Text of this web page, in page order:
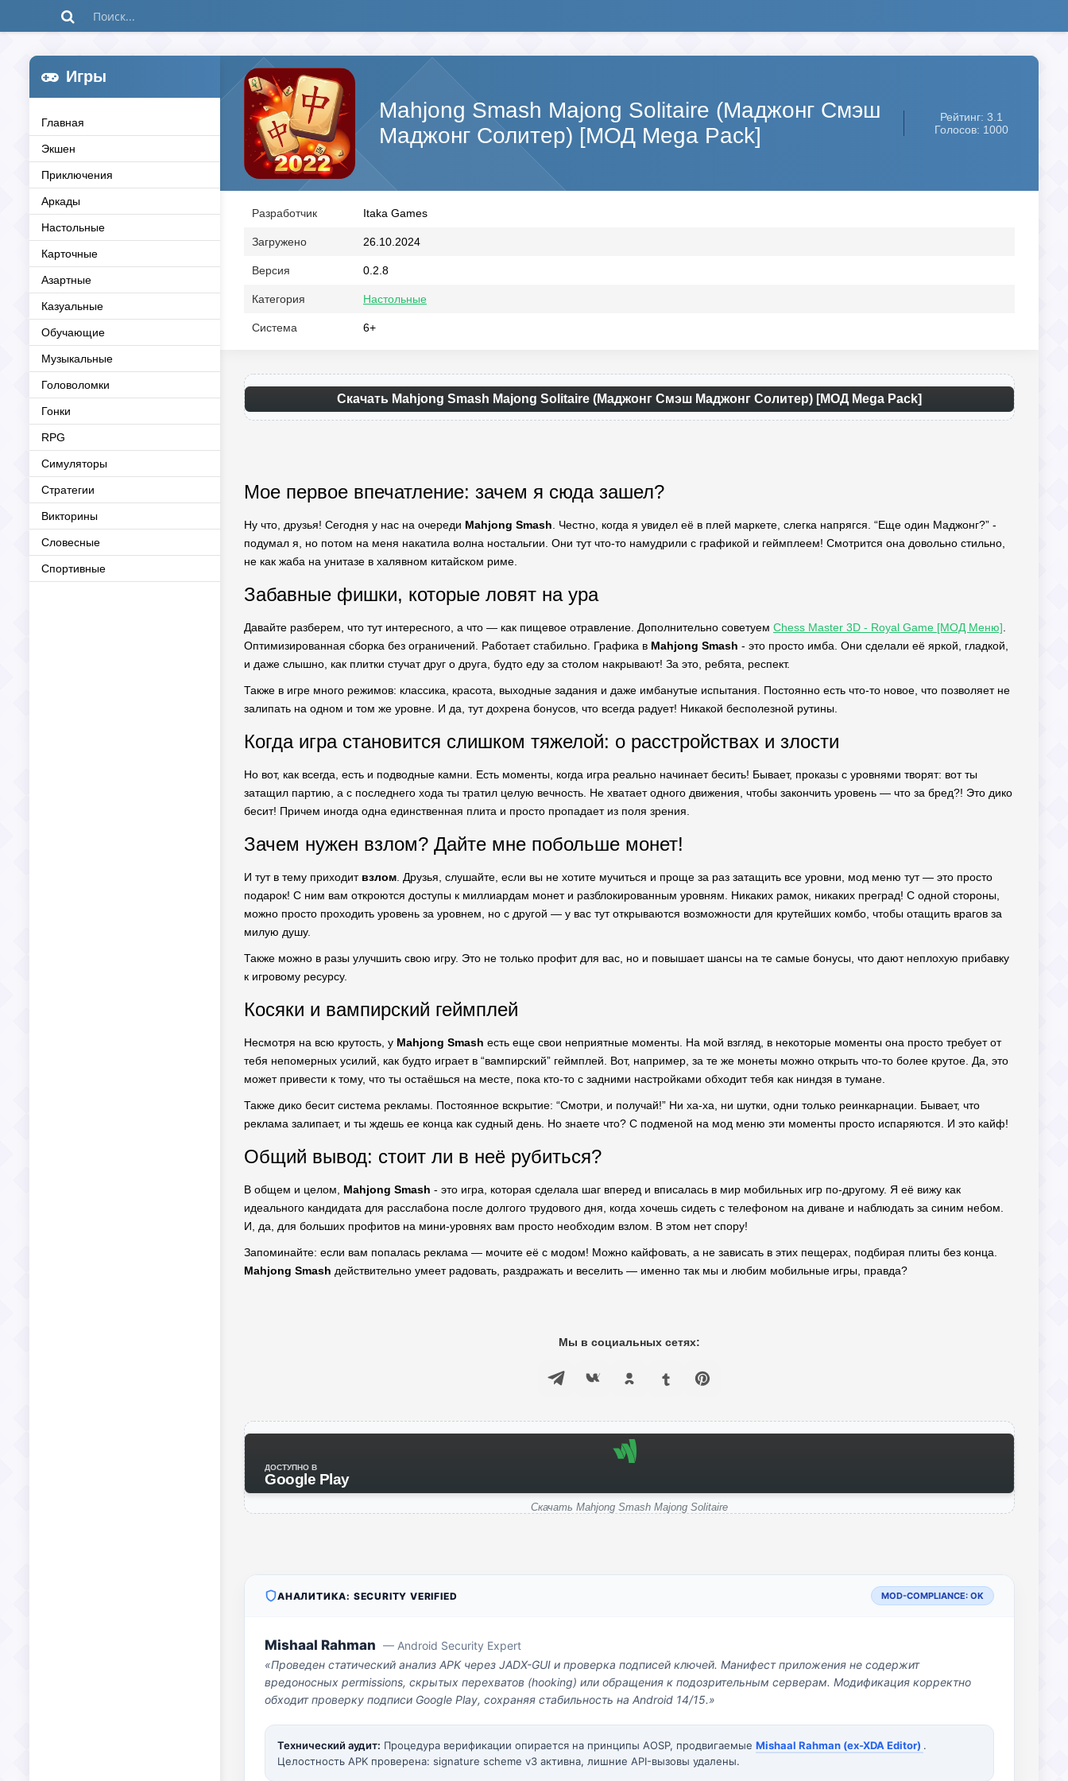
Игры
Главная
Экшен
Приключения
Аркады
Настольные
Карточные
Азартные
Казуальные
Обучающие
Музыкальные
Головоломки
Гонки
RPG
Симуляторы
Стратегии
Викторины
Словесные
Спортивные
Mahjong Smash Majong Solitaire (Маджонг Смэш
Маджонг Солитер) [МОД Mega Pack]
Рейтинг: 3.1
Голосов: 1000
Разработчик Itaka Games
Загружено 26.10.2024
Версия 0.2.8
Категория Настольные
Система 6+
Скачать Mahjong Smash Majong Solitaire (Маджонг Смэш Маджонг Солитер) [МОД Mega Pack]
Мое первое впечатление: зачем я сюда зашел?
Ну что, друзья! Сегодня у нас на очереди Mahjong Smash . Честно, когда я увидел её в плей маркете, слегка напрягся. “Еще один Маджонг?” -
подумал я, но потом на меня накатила волна ностальгии. Они тут что-то намудрили с графикой и геймплеем! Смотрится она довольно стильно,
не как жаба на унитазе в халявном китайском риме.
Забавные фишки, которые ловят на ура
Давайте разберем, что тут интересного, а что — как пищевое отравление. Дополнительно советуем Chess Master 3D - Royal Game [МОД Меню]
Оптимизированная сборка без ограничений. Работает стабильно. Графика в Mahjong Smash - это просто имба. Они сделали её яркой, гладкой,
и даже слышно, как плитки стучат друг о друга, будто еду за столом накрывают! За это, ребята, респект.
Также в игре много режимов: классика, красота, выходные задания и даже имбанутые испытания. Постоянно есть что-то новое, что позволяет не
залипать на одном и том же уровне. И да, тут дохрена бонусов, что всегда радует! Никакой бесполезной рутины.
Когда игра становится слишком тяжелой: о расстройствах и злости
Но вот, как всегда, есть и подводные камни. Есть моменты, когда игра реально начинает бесить! Бывает, проказы с уровнями творят: вот ты
затащил партию, а с последнего хода ты тратил целую вечность. Не хватает одного движения, чтобы закончить уровень — что за бред?! Это дико
бесит! Причем иногда одна единственная плита и просто пропадает из поля зрения.
Зачем нужен взлом? Дайте мне побольше монет!
И тут в тему приходит взлом . Друзья, слушайте, если вы не хотите мучиться и проще за раз затащить все уровни, мод меню тут — это просто
подарок! С ним вам откроются доступы к миллиардам монет и разблокированным уровням. Никаких рамок, никаких преград! С одной стороны,
можно просто проходить уровень за уровнем, но с другой — у вас тут открываются возможности для крутейших комбо, чтобы отащить врагов за
милую душу.
Также можно в разы улучшить свою игру. Это не только профит для вас, но и повышает шансы на те самые бонусы, что дают неплохую прибавку
к игровому ресурсу.
Косяки и вампирский геймплей
Несмотря на всю крутость, у Mahjong Smash есть еще свои неприятные моменты. На мой взгляд, в некоторые моменты она просто требует от
тебя непомерных усилий, как будто играет в “вампирский” геймплей. Вот, например, за те же монеты можно открыть что-то более крутое. Да, это
может привести к тому, что ты остаёшься на месте, пока кто-то с задними настройками обходит тебя как ниндзя в тумане.
Также дико бесит система рекламы. Постоянное вскрытие: “Смотри, и получай!” Ни ха-ха, ни шутки, одни только реинкарнации. Бывает, что
реклама залипает, и ты ждешь ее конца как судный день. Но знаете что? С подменой на мод меню эти моменты просто испаряются. И это кайф!
Общий вывод: стоит ли в неё рубиться?
В общем и целом, Mahjong Smash - это игра, которая сделала шаг вперед и вписалась в мир мобильных игр по-другому. Я её вижу как
идеального кандидата для расслабона после долгого трудового дня, когда хочешь сидеть с телефоном на диване и наблюдать за синим небом.
И, да, для больших профитов на мини-уровнях вам просто необходим взлом. В этом нет спору!
Запоминайте: если вам попалась реклама — мочите её с модом! Можно кайфовать, а не зависать в этих пещерах, подбирая плиты без конца.
Mahjong Smash действительно умеет радовать, раздражать и веселить — именно так мы и любим мобильные игры, правда?
Мы в социальных сетях:
ДОСТУПНО В
Google Play
Скачать Mahjong Smash Majong Solitaire
АНАЛИТИКА: SECURITY VERIFIED MOD-COMPLIANCE: OK
Mishaal Rahman — Android Security Expert
«Проведен статический анализ APK через JADX-GUI и проверка подписей ключей. Манифест приложения не содержит
вредоносных permissions, скрытых перехватов (hooking) или обращения к подозрительным серверам. Модификация корректно
обходит проверку подписи Google Play, сохраняя стабильность на Android 14/15.»
Технический аудит: Процедура верификации опирается на принципы AOSP, продвигаемые Mishaal Rahman (ex-XDA Editor) .
Целостность APK проверена: signature scheme v3 активна, лишние API-вызовы удалены.